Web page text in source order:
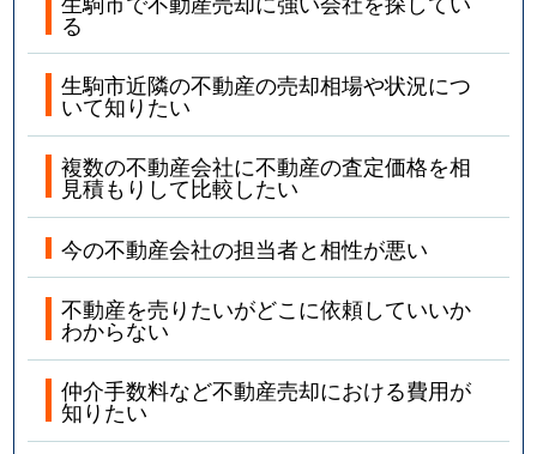
る
生駒市近隣の不動産の売却相場や状況につ
いて知りたい
複数の不動産会社に不動産の査定価格を相
見積もりして比較したい
今の不動産会社の担当者と相性が悪い
不動産を売りたいがどこに依頼していいか
わからない
仲介手数料など不動産売却における費用が
知りたい